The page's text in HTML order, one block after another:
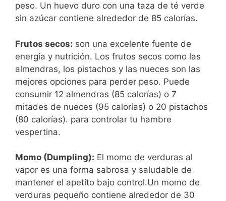
peso. Un huevo duro con una taza de té verde
sin azúcar contiene alrededor de 85 calorías.
Frutos secos: son una excelente fuente de
energía y nutrición. Los frutos secos como las
almendras, los pistachos y las nueces son las
mejores opciones para perder peso. Puede
consumir 12 almendras (85 calorías) o 7
mitades de nueces (95 calorías) o 20 pistachos
(80 calorías). para controlar tu hambre
vespertina.
Momo (Dumpling): El momo de verduras al
vapor es una forma sabrosa y saludable de
mantener el apetito bajo control.Un momo de
verduras pequeño contiene alrededor de 30